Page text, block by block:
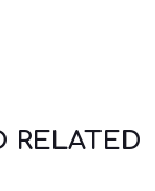
RELATED